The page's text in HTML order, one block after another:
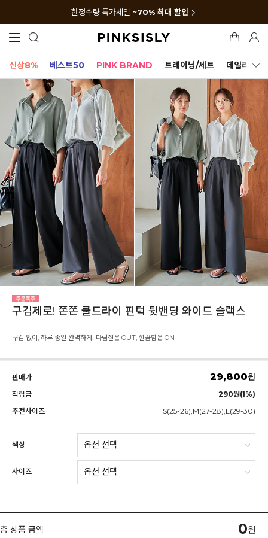
한정수량 특가세일 ~70% 최대 할인
신상8% 베스트50 PINK BRAND 트레이닝/세트 데일리세트
구김제로! 쫀쫀 쿨드라이 핀턱 뒷밴딩 와이드 슬랙스
구김 없이, 하루 종일 완벽하게! 다림질은 OUT, 깔끔함은 ON
판매가 29,800원
적립금
290원(1%)
추천사이즈
S(25-26),M(27-28),L(29-30)
색상
사이즈
총 상품 금액 0원